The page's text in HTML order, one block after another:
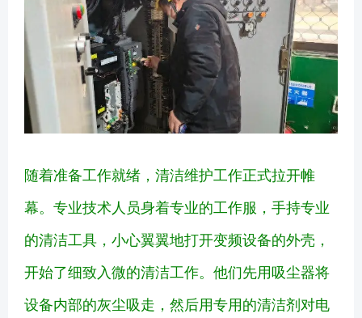
随着准备工作就绪，清洁维护工作正式拉开帷
幕。专业技术人员身着专业的工作服，手持专业
的清洁工具，小心翼翼地打开变频设备的外壳，
开始了细致入微的清洁工作。他们先用吸尘器将
设备内部的灰尘吸走，然后用专用的清洁剂对电